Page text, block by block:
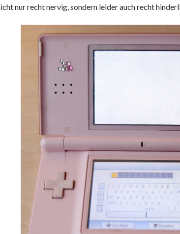
nur recht nervig, sondern leider auch recht